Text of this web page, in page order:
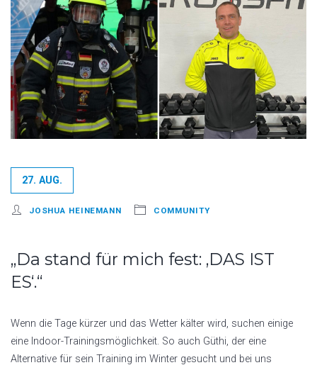
27. AUG.
JOSHUA HEINEMANN COMMUNITY
„Da stand für mich fest: ‚DAS IST
ES‘.“
Wenn die Tage kürzer und das Wetter kälter wird, suchen einige
eine Indoor-Trainingsmöglichkeit. So auch Güthi, der eine
Alternative für sein Training im Winter gesucht und bei uns